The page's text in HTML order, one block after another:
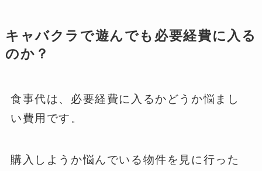
キャバクラで遊んでも必要経費に入る
のか？
食事代は、必要経費に入るかどうか悩まし
い費用です。
購入しようか悩んでいる物件を見に行った